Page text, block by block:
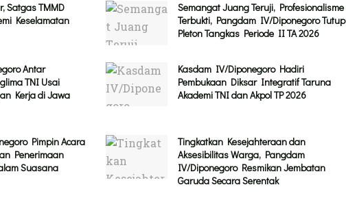
Satgas TMMD
Keselamatan
Semangat Juang Teruji, Profesionalisme
Terbukti, Pangdam IV/Diponegoro Tutup
Pleton Tangkas Periode II TA 2026
Antar
TNI Usai
Kerja di Jawa
Kasdam IV/Diponegoro Hadiri
Pembukaan Diksar Integratif Taruna
Akademi TNI dan Akpol TP 2026
Pimpin Acara
Penerimaan
Suasana
Tingkatkan Kesejahteraan dan
Aksesibilitas Warga, Pangdam
IV/Diponegoro Resmikan Jembatan
Garuda Secara Serentak